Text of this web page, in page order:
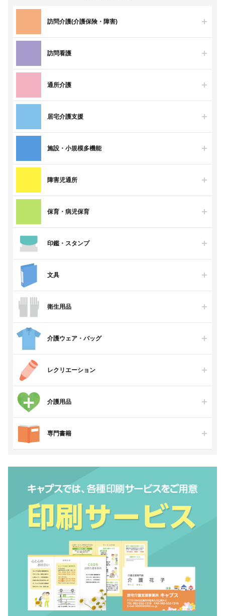
訪問介護(介護保険・障害)
訪問看護
通所介護
居宅介護支援
施設・小規模多機能
障害児通所
保育・病児保育
印鑑・スタンプ
文具
衛生用品
介護ウェア・バッグ
レクリエーション
介護用品
専門書籍